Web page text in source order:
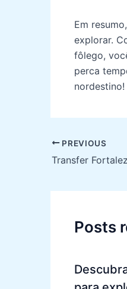
Em
explorar.
fôlego,
perca
nordestino!
Post
navigation
PREVIOUS
Posts